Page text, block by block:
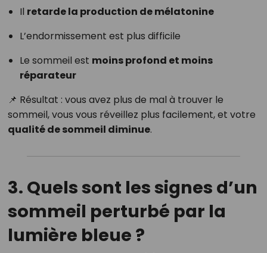
Il retarde la production de mélatonine
L’endormissement est plus difficile
Le sommeil est moins profond et moins
réparateur
📌 Résultat : vous avez plus de mal à trouver le
sommeil, vous vous réveillez plus facilement, et votre
qualité de sommeil diminue.
3. Quels sont les signes d’un
sommeil perturbé par la
lumière bleue ?